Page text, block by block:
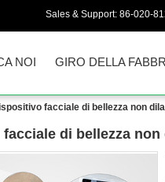
Sales & Support: 86-020-
NOI GIRO DELLA
facciale di bellezza non
di bellezza non